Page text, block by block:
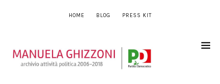
HOME BLOG PRESS KIT